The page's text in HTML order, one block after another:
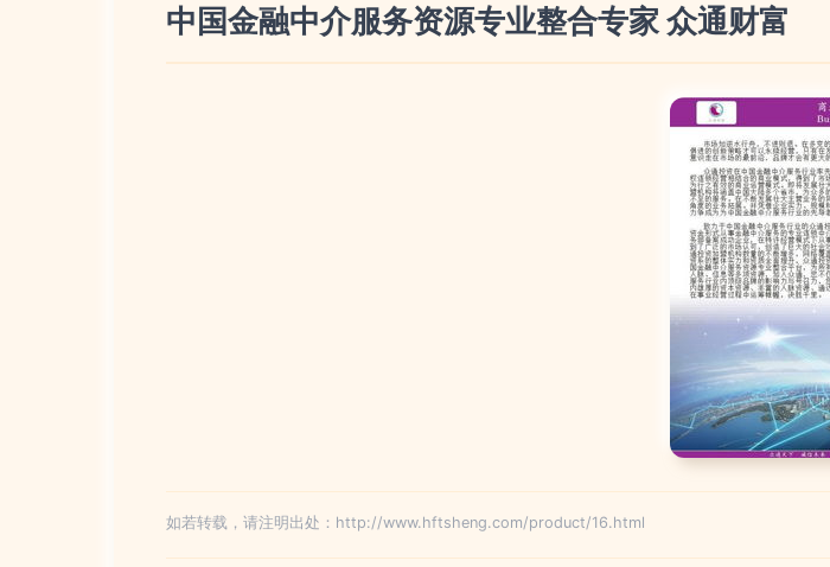
中国金融中介服务资源专业整合专家 众通财富
如若转载，请注明出处：http://www.hftsheng.com/product/16.html